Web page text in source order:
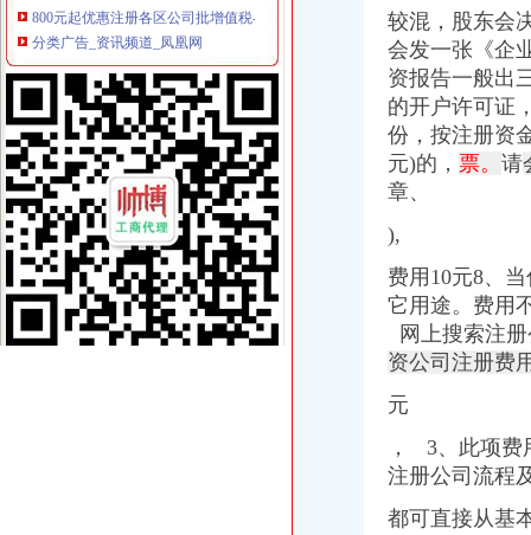
分类广告_资讯频道_凤凰网
温州店面装饰哪家效果好？_商场装修|一起网装修
公司办理社保的整个流程_点点_新浪博客
瓯海新闻-温州日报瓯网-温州新闻门户网-温州日报主办
江门地税全国推税务登记证等“十五证合一”企业提交材料将减
【上海丰皓企业登记代理有限公司】-主营：
丹地税局2011年8月份《涉税信息月报》
台州市路桥区人民办公室关于印发2014年度镇（街道）“个转企”
分类广告_新浪新闻
合肥新桥机场高速公路监控管理中心泳池设备采购及安装招标第一阶段
【财务会计】-起点8
中国常州高新区-【个管办】上下联动对新景一期商铺开展户管巡查工作
广东省网上办事大厅深圳市宝安分厅
两年开四家分店几千元办起家政公司（2）-理财频道-和讯网
较混，股东会
会发一张《企
资报告一般出
的开户许可证
份，按注册资
元)的， 票。 请
章、
),
费用10元8、
它用途。费用
网上搜索注
资公司注册费
元
， 3、此项费
注册公司流程
都可直接从基